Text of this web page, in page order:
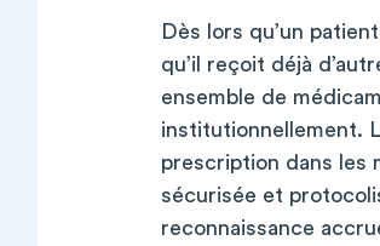
Dès lors qu’un
qu’il reçoit déjà
ensemble de
institutionnellement.
prescription dans les
sécurisée et
reconnaissance